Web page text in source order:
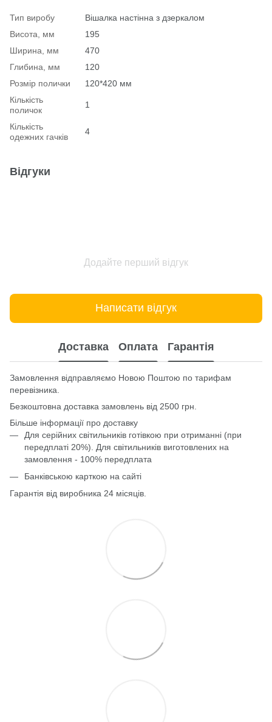
Тип виробу
Вішалка настінна з дзеркалом
Висота, мм
195
Ширина, мм
470
Глибина, мм
120
Розмір полички
120*420 мм
Кількість
поличок
1
Кількість
одежних гачків
4
Відгуки
Додайте перший відгук
Написати відгук
Доставка Оплата Гарантія
Замовлення відправляємо Новою Поштою по тарифам
перевізника.
Безкоштовна доставка замовлень від 2500 грн.
Більше інформації про доставку
Для серійних світильників готівкою при отриманні (при
передплаті 20%). Для світильників виготовлених на
замовлення - 100% передплата
Банківською карткою на сайті
Гарантія від виробника 24 місяців.